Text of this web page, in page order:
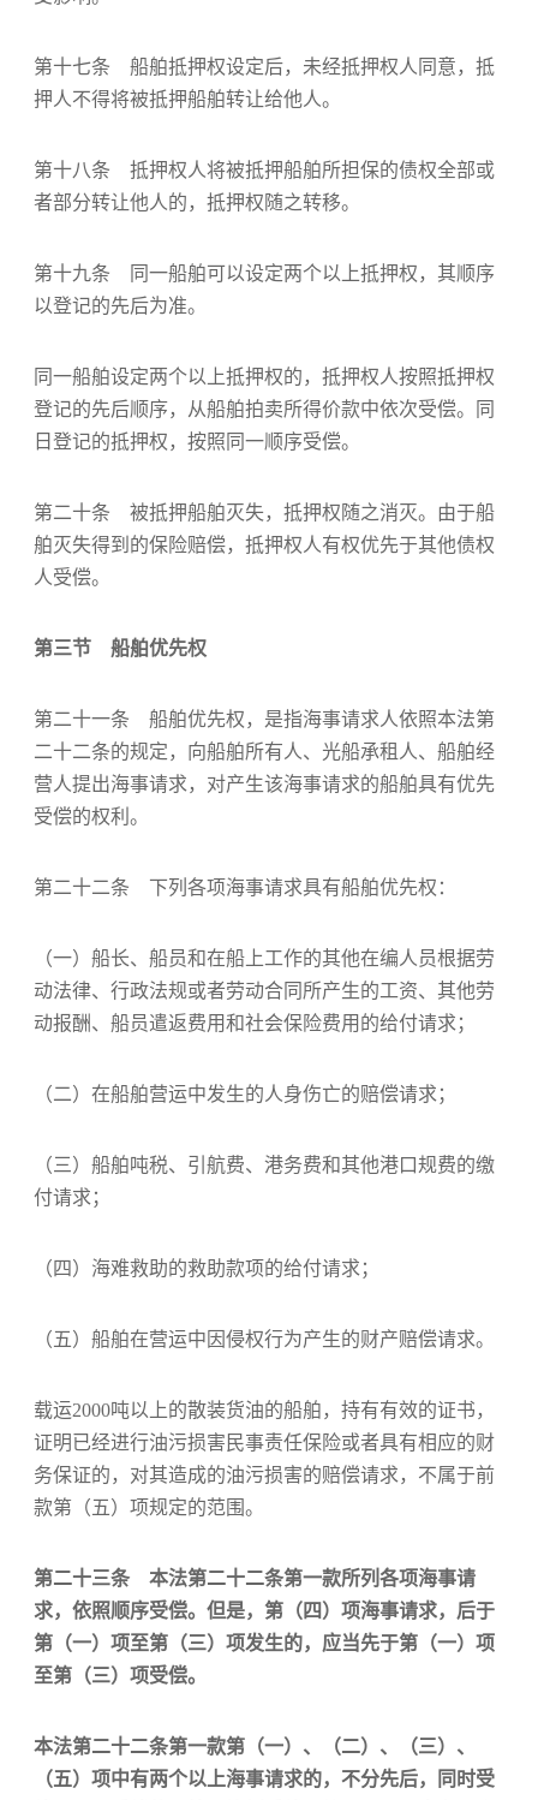
第十七条 船舶抵押权设定后，未经抵押权人同意，抵
押人不得将被抵押船舶转让给他人。
第十八条 抵押权人将被抵押船舶所担保的债权全部或
者部分转让他人的，抵押权随之转移。
第十九条 同一船舶可以设定两个以上抵押权，其顺序
以登记的先后为准。
同一船舶设定两个以上抵押权的，抵押权人按照抵押权
登记的先后顺序，从船舶拍卖所得价款中依次受偿。同
日登记的抵押权，按照同一顺序受偿。
第二十条 被抵押船舶灭失，抵押权随之消灭。由于船
舶灭失得到的保险赔偿，抵押权人有权优先于其他债权
人受偿。
第三节 船舶优先权
第二十一条 船舶优先权，是指海事请求人依照本法第
二十二条的规定，向船舶所有人、光船承租人、船舶经
营人提出海事请求，对产生该海事请求的船舶具有优先
受偿的权利。
第二十二条 下列各项海事请求具有船舶优先权：
（一）船长、船员和在船上工作的其他在编人员根据劳
动法律、行政法规或者劳动合同所产生的工资、其他劳
动报酬、船员遣返费用和社会保险费用的给付请求；
（二）在船舶营运中发生的人身伤亡的赔偿请求；
（三）船舶吨税、引航费、港务费和其他港口规费的缴
付请求；
（四）海难救助的救助款项的给付请求；
（五）船舶在营运中因侵权行为产生的财产赔偿请求。
载运2000吨以上的散装货油的船舶，持有有效的证书，
证明已经进行油污损害民事责任保险或者具有相应的财
务保证的，对其造成的油污损害的赔偿请求，不属于前
款第（五）项规定的范围。
第二十三条 本法第二十二条第一款所列各项海事请
求，依照顺序受偿。但是，第（四）项海事请求，后于
第（一）项至第（三）项发生的，应当先于第（一）项
至第（三）项受偿。
本法第二十二条第一款第（一）、（二）、（三）、
（五）项中有两个以上海事请求的，不分先后，同时受